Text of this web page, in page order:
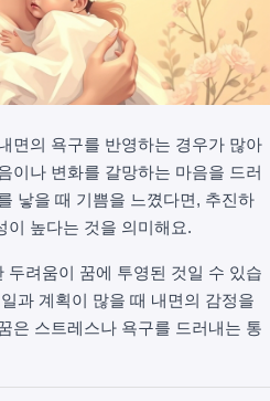
면의 욕구를 반영하는 경우가 많아
이나 변화를 갈망하는 마음을 드러
낳을 때 기쁨을 느꼈다면, 추진하
이 높다는 것을 의미해요.
두려움이 꿈에 투영된 것일 수 있습
과 계획이 많을 때 내면의 감정을
은 스트레스나 욕구를 드러내는 통